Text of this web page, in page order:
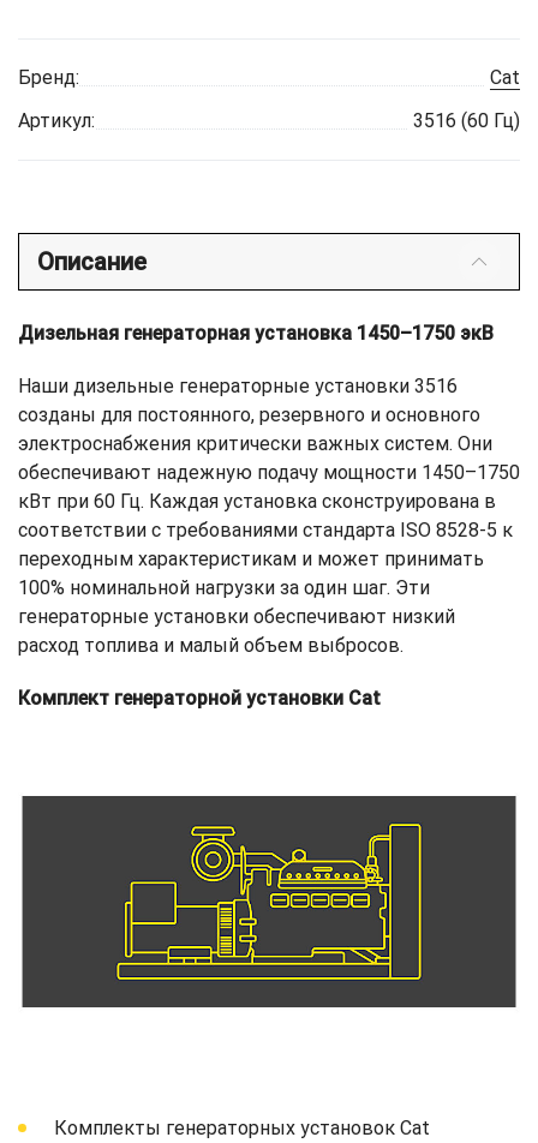
Бренд:
Cat
Артикул:
3516 (60 Гц)
Описание
Дизельная генераторная установка 1450–1750 экВ
Наши дизельные генераторные установки 3516
созданы для постоянного, резервного и основного
электроснабжения критически важных систем. Они
обеспечивают надежную подачу мощности 1450–1750
кВт при 60 Гц. Каждая установка сконструирована в
соответствии с требованиями стандарта ISO 8528-5 к
переходным характеристикам и может принимать
100% номинальной нагрузки за один шаг. Эти
генераторные установки обеспечивают низкий
расход топлива и малый объем выбросов.
Комплект генераторной установки Cat
Комплекты генераторных установок Cat